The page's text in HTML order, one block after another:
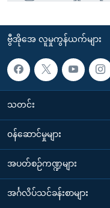
ဗွီအိုအေ လူမှုကွန်ယက်များ
သတင်း
၀န်ဆောင်မှုများ
အပတ်စဉ်ကဏ္ဍများ
အင်္ဂလိပ်သင်ခန်းစာများ